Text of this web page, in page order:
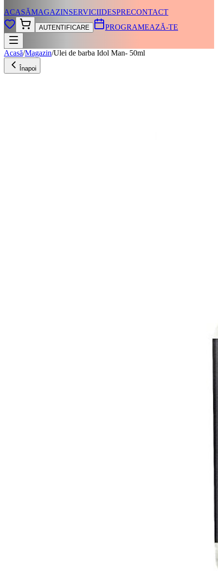
ACASĂMAGAZINSERVICIIDESPRECONTACT
AUTENTIFICARE PROGRAMEAZĂ-TE
Acasă/Magazin/Ulei de barba Idol Man- 50ml
Înapoi